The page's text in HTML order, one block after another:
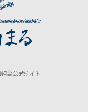
合公式サイト